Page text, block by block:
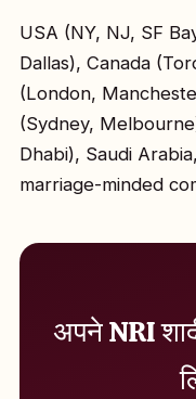
USA (NY, NJ, SF
Dallas), Canada
(London,
(Sydney,
Dhabi), Saudi
marriage-minded
अपने NRI